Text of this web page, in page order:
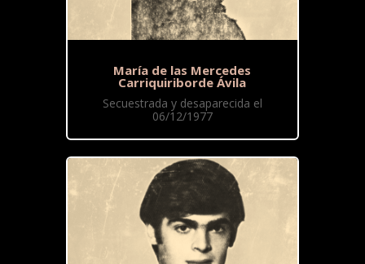
María de las Mercedes
Carriquiriborde Ávila
Secuestrada y desaparecida el
06/12/1977